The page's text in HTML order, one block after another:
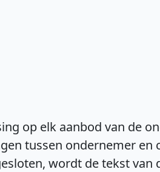
op elk aanbod van de
tussen ondernemer en
wordt de tekst van